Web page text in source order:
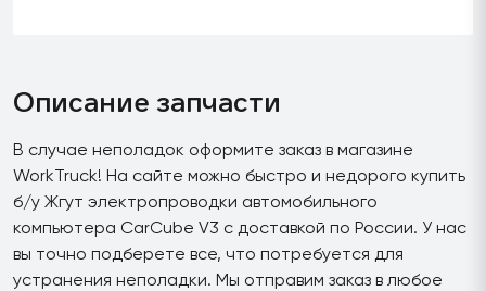
Описание запчасти
В случае неполадок оформите заказ в магазине
WorkTruck! На сайте можно быстро и недорого купить
б/у Жгут электропроводки автомобильного
компьютера CarCube V3 с доставкой по России. У нас
вы точно подберете все, что потребуется для
устранения неполадки. Мы отправим заказ в любое